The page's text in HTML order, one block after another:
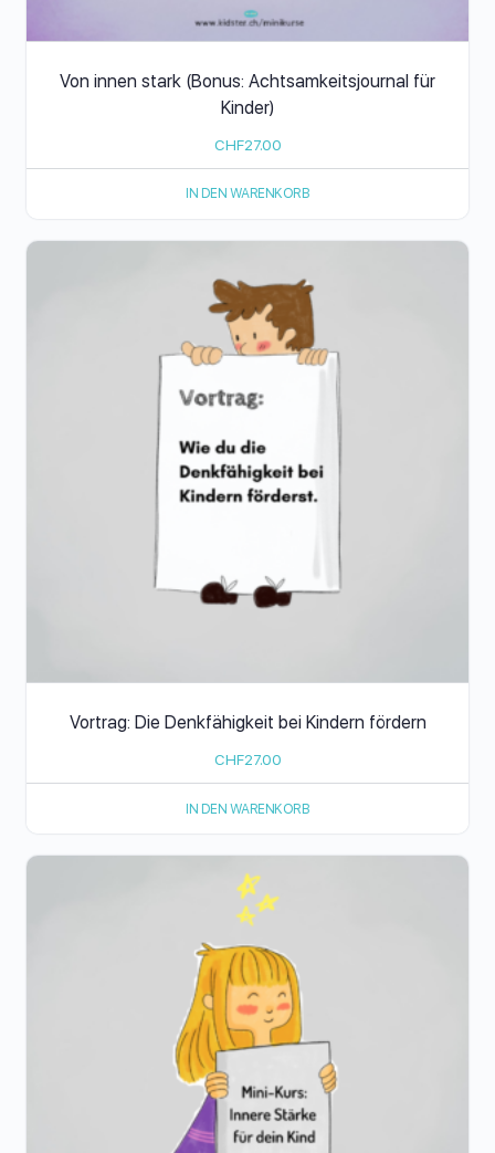
Von innen stark (Bonus: Achtsamkeitsjournal für
Kinder)
CHF27.00
IN DEN WARENKORB
Vortrag: Die Denkfähigkeit bei Kindern fördern
CHF27.00
IN DEN WARENKORB